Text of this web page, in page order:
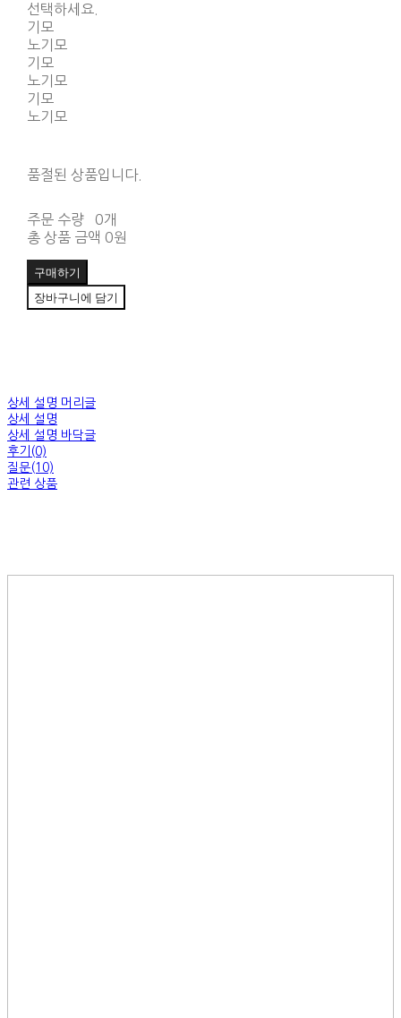
선택하세요.
기모
노기모
기모
노기모
기모
노기모
품절된 상품입니다.
주문 수량
0개
총 상품 금액 0원
구매하기
장바구니에 담기
상세 설명 머리글
상세 설명
상세 설명 바닥글
후기(0)
질문(10)
관련 상품